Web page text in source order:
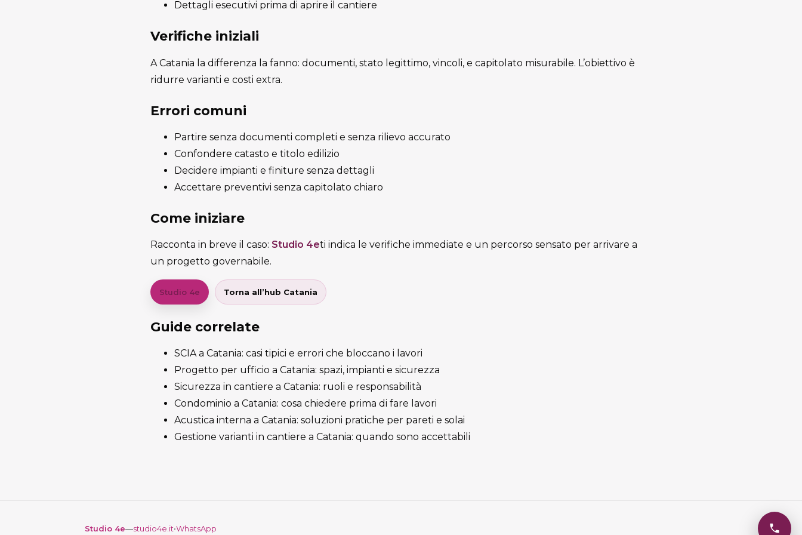
Dettagli esecutivi prima di aprire il cantiere
Verifiche iniziali
A Catania la differenza la fanno: documenti, stato legittimo, vincoli, e capitolato misurabile. L’obiettivo è
ridurre varianti e costi extra.
Errori comuni
Partire senza documenti completi e senza rilievo accurato
Confondere catasto e titolo edilizio
Decidere impianti e finiture senza dettagli
Accettare preventivi senza capitolato chiaro
Come iniziare
Racconta in breve il caso: Studio 4eti indica le verifiche immediate e un percorso sensato per arrivare a
un progetto governabile.
Studio 4e Torna all’hub Catania
Guide correlate
SCIA a Catania: casi tipici e errori che bloccano i lavori
Progetto per ufficio a Catania: spazi, impianti e sicurezza
Sicurezza in cantiere a Catania: ruoli e responsabilità
Condominio a Catania: cosa chiedere prima di fare lavori
Acustica interna a Catania: soluzioni pratiche per pareti e solai
Gestione varianti in cantiere a Catania: quando sono accettabili
Studio 4e—studio4e.it•WhatsApp